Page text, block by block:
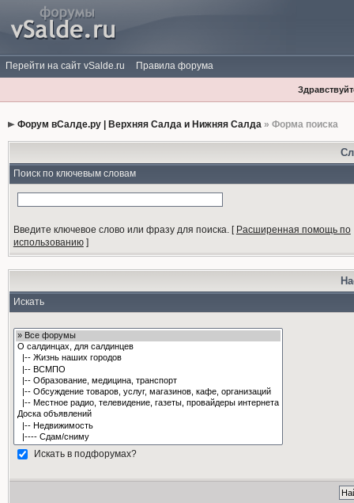
Перейти на сайт vSalde.ru Правила форума
Форум вСалде.ру | Верхняя Салда и Нижняя Салда» Форма поиска
Поиск по ключевым словам
Введите ключевое слово или фразу для поиска.[ Расширенная помощь по
использованию]
Искать
Искать в подфорумах?